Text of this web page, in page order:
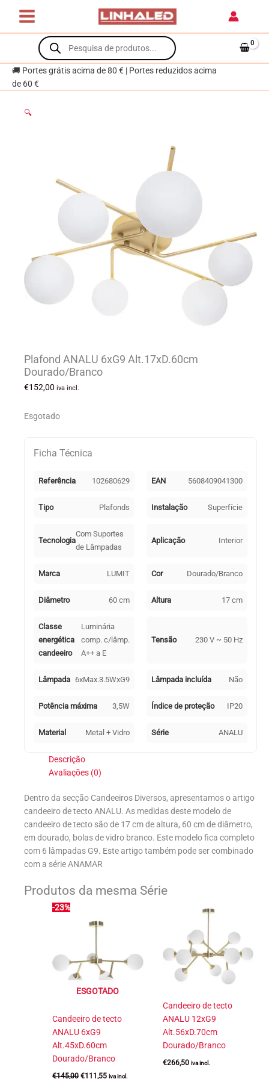
content
Products
search
🚚 Portes grátis acima de 80 € | Portes reduzidos acima
de 60 €
🔍
Plafond ANALU 6xG9 Alt.17xD.60cm
Dourado/Branco
€152,00 iva incl.
Esgotado
Ficha Técnica
Referência 102680629 EAN 5608409041300
Tipo Plafonds Instalação Superfície
Tecnologia
Com Suportes
de Lâmpadas
Aplicação Interior
Marca LUMIT Cor Dourado/Branco
Diâmetro 60 cm Altura 17 cm
Classe
energética
candeeiro
Luminária
comp. c/lâmp.
A++ a E
Tensão 230 V ~ 50 Hz
Lâmpada 6xMax.3.5WxG9 Lâmpada incluída Não
Potência máxima 3,5W Índice de proteção IP20
Material Metal + Vidro Série ANALU
Descrição
Avaliações (0)
Dentro da secção Candeeiros Diversos, apresentamos o artigo
candeeiro de tecto ANALU. As medidas deste modelo de
candeeiro de tecto são de 17 cm de altura, 60 cm de diâmetro,
em dourado, bolas de vidro branco. Este modelo fica completo
com 6 lâmpadas G9. Este artigo também pode ser combinado
com a série ANAMAR
Produtos da mesma Série
-23%
ESGOTADO
Candeeiro de tecto
ANALU 6xG9
Alt.45xD.60cm
Dourado/Branco
€145,00 O
€111,55Oiva incl.
Candeeiro de tecto
ANALU 12xG9
Alt.56xD.70cm
Dourado/Branco
€266,50 iva incl.